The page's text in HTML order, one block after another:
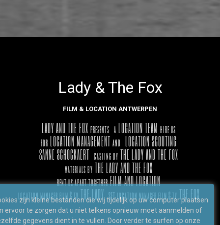
Lady & The Fox
FILM & LOCATION ANTWERPEN
LADY AND THE FOX presents a LOCATION TEAM hire us
for LOCATION MANAGEMENT and LOCATION SCOUTING
SANNE SCHOCKAERT casting by THE LADY AND THE FOX
materials by THE LADY AND THE FOX
rent us apart togetherFILM AND LOCATION
location manager film & tvTHE LADY SET location manager film & tvTHE FOX
zijn kleine bestanden die wij tijdelijk op uw computer plaatsen
ervoor te zorgen dat u niet telkens opnieuw moet aanmelden of
gegevens dient in te vullen. Door verder te surfen op onze